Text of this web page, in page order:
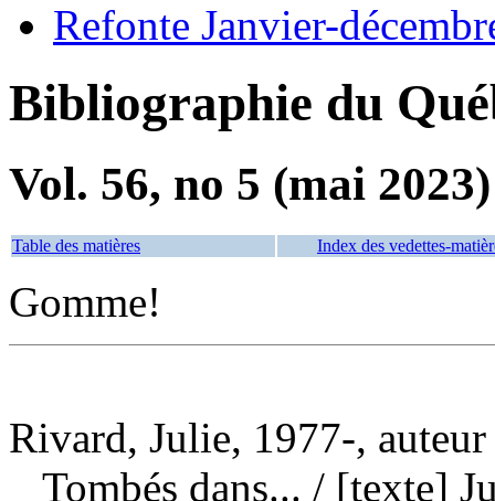
Refonte Janvier-
Bibliographie du
Vol. 56, no 5 (mai 2023)
Table des matières Index des vedettes-
Gomme!
Rivard, Julie, 1977-, auteur
Tombés dans... / [texte]